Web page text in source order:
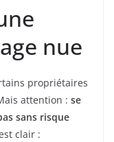
nue
propriétaires
attention : se
sans risque
clair :